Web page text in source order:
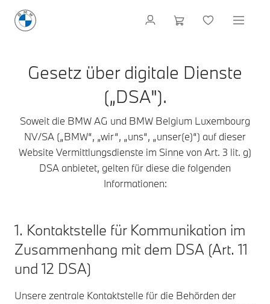
Gesetz über digitale Dienste
(„DSA").
Soweit die BMW AG und BMW Belgium Luxembourg
NV/SA („BMW“, „wir“, „uns“, „unser(e)“) auf dieser
Website Vermittlungsdienste im Sinne von Art. 3 lit. g)
DSA anbietet, gelten für diese die folgenden
Informationen:
1. Kontaktstelle für Kommunikation im
Zusammenhang mit dem DSA (Art. 11
und 12 DSA)
Unsere zentrale Kontaktstelle für die Behörden der